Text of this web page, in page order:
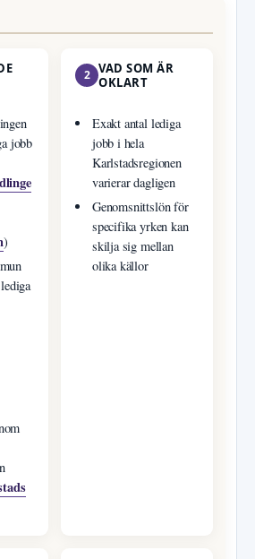
jobb
)
2 VAD SOM ÄR
OKLART
Exakt antal lediga
jobb i hela
Karlstadsregionen
varierar dagligen
Genomsnittslön för
specifika yrken kan
skilja sig mellan
olika källor